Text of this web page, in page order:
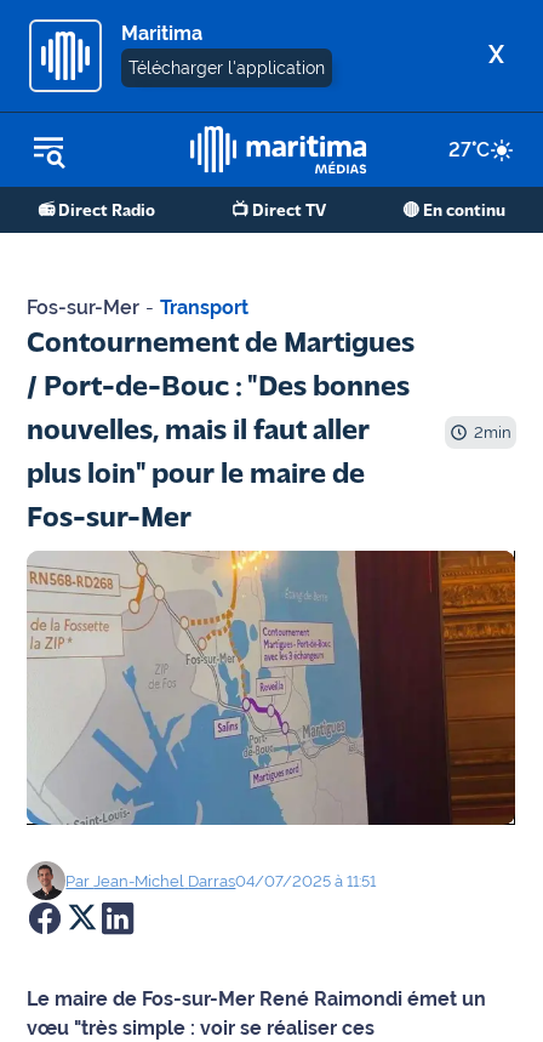
Maritima
Télécharger l'application X
27°C
📻 Direct Radio 📺 Direct TV 🔴 En continu
REPLAY RADIO
REPLAY TV
Martigues
de Berre
Marseille
- Aix
OM
Agenda
Faits
Sports
Société
Économie
Emploi
Fos-sur-Mer - Transport
Contournement de Martigues
/ Port-de-Bouc : "Des bonnes
nouvelles, mais il faut aller
plus loin" pour le maire de
Fos-sur-Mer
2min
Par Jean-Michel Darras04/07/2025 à 11:51
Le maire de Fos-sur-Mer René Raimondi émet un
vœu "très simple : voir se réaliser ces